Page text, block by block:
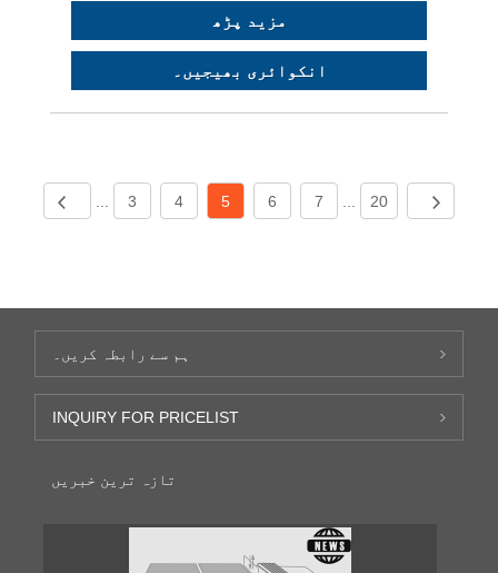
مزید پڑھ
انکوائری بھیجیں۔
... 3 4 5 6 7 ... 20
ہم سے رابطہ کریں۔
INQUIRY FOR PRICELIST
تازہ ترین خبریں